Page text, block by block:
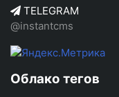
TELEGRAM
@instantcms
Облако тегов